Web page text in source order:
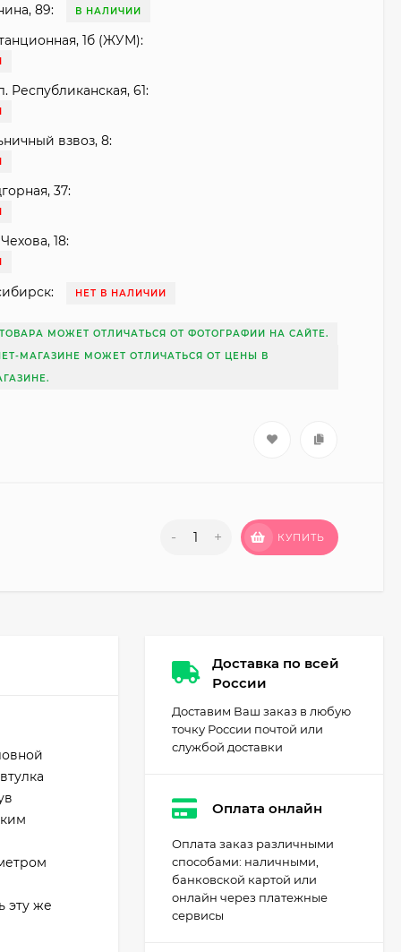
89: В НАЛИЧИИ
1б (ЖУМ):
Республиканская, 61:
взвоз, 8:
37:
18:
НЕТ В НАЛИЧИИ
МОЖЕТ ОТЛИЧАТЬСЯ ОТ ФОТОГРАФИИ НА САЙТЕ.
МАГАЗИНЕ МОЖЕТ ОТЛИЧАТЬСЯ ОТ ЦЕНЫ В
- + КУПИТЬ
эту же
Доставка по всей
России
Доставим Ваш заказ в любую
точку России почтой или
службой доставки
Оплата онлайн
Оплата заказ различными
способами: наличными,
банковской картой или
онлайн через платежные
сервисы